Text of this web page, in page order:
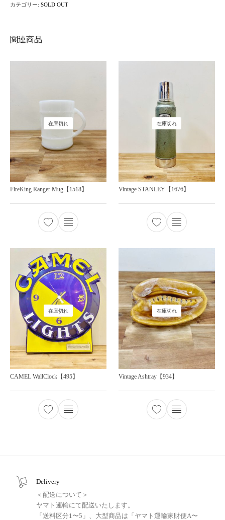
カテゴリー:SOLD OUT
関連商品
在庫切れ
FireKing Ranger Mug【1518】
在庫切れ
Vintage STANLEY【1676】
在庫切れ
CAMEL WallClock【495】
在庫切れ
Vintage Ashtray【934】
Delivery
＜配送について＞
ヤマト運輸にて配送いたします。
「送料区分1〜5」、大型商品は「ヤマト運輸家財便A〜